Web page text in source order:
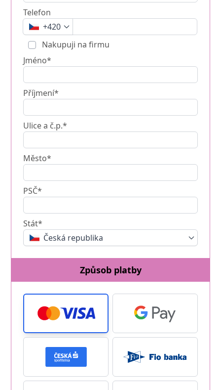
Telefon
+420
Nakupuji na firmu
Jméno*
Příjmení*
Ulice a č.p.*
Město*
PSČ*
Stát*
Česká republika
Způsob platby